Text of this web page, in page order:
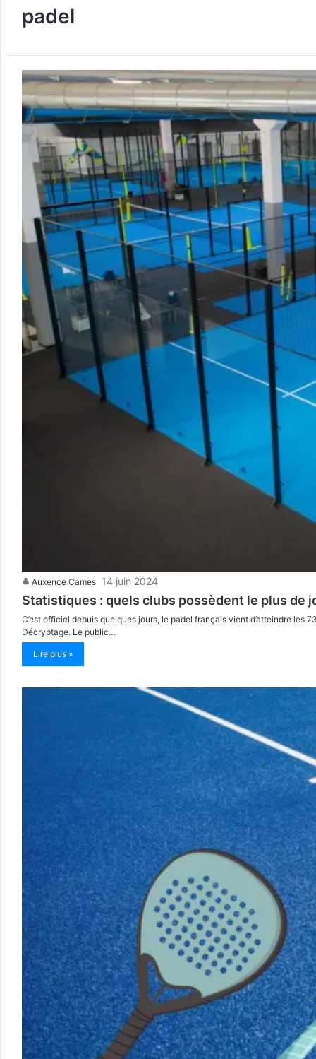
padel
Auxence Cames 14 juin 2024
Statistiques : quels clubs possèdent le plus de
C’est officiel depuis quelques jours, le padel français vient d’atteindre les
Décryptage. Le public…
Lire plus »